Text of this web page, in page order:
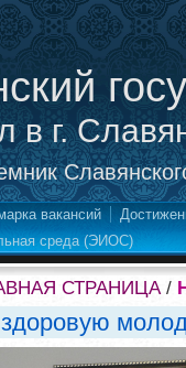
в г.
вакансий
среда (ЭИОС)
СТРАНИЦА/